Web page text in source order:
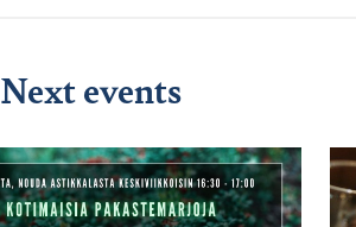
Next events